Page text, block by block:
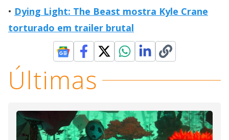
Dying Light: The Beast mostra Kyle Crane
torturado em trailer brutal
Últimas